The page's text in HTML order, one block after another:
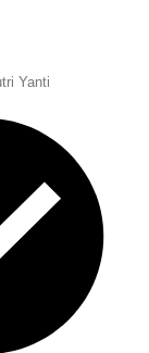
Yanti